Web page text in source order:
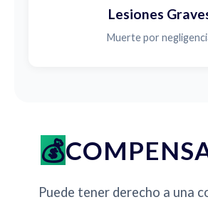
Lesiones
Muerte por
Puede tener derecho a una